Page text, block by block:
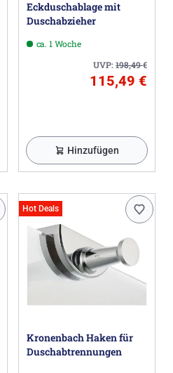
Eckduschablage mit
Duschabzieher
ca. 1 Woche
UVP:198,49€
115,49 €
Hinzufügen
Hot Deals
Kronenbach Haken für
Duschabtrennungen